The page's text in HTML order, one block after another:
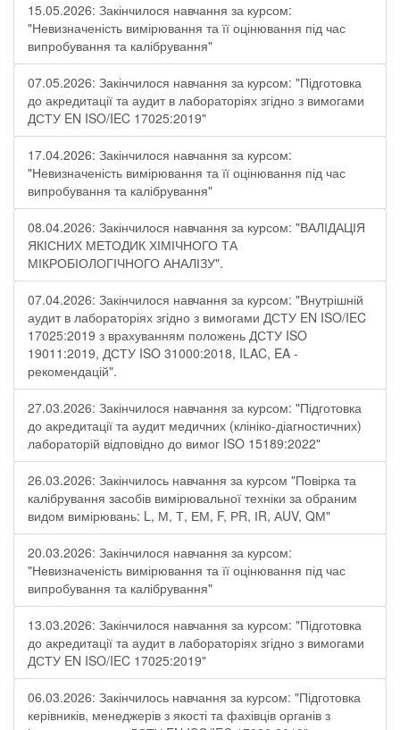
15.05.2026: Закінчилося навчання за курсом:
"Невизначеність вимірювання та її оцінювання під час
випробування та калібрування"
07.05.2026: Закінчилося навчання за курсом: "Підготовка
до акредитації та аудит в лабораторіях згідно з вимогами
ДСТУ EN ISO/IEC 17025:2019"
17.04.2026: Закінчилося навчання за курсом:
"Невизначеність вимірювання та її оцінювання під час
випробування та калібрування"
08.04.2026: Закінчилося навчання за курсом: "ВАЛІДАЦІЯ
ЯКІСНИХ МЕТОДИК ХІМІЧНОГО ТА
МІКРОБІОЛОГІЧНОГО АНАЛІЗУ".
07.04.2026: Закінчилося навчання за курсом: "Внутрішній
аудит в лабораторіях згідно з вимогами ДСТУ EN ISO/IEC
17025:2019 з врахуванням положень ДСТУ ISO
19011:2019, ДСТУ ISO 31000:2018, ILAC, EA -
рекомендацій".
27.03.2026: Закінчилося навчання за курсом: "Підготовка
до акредитації та аудит медичних (клініко-діагностичних)
лабораторій відповідно до вимог ISO 15189:2022"
26.03.2026: Закінчилось навчання за курсом "Повірка та
калібрування засобів вимірювальної техніки за обраним
видом вимірювань: L, М, Т, ЕМ, F, РR, ІR, АUV, QМ"
20.03.2026: Закінчилося навчання за курсом:
"Невизначеність вимірювання та її оцінювання під час
випробування та калібрування"
13.03.2026: Закінчилося навчання за курсом: "Підготовка
до акредитації та аудит в лабораторіях згідно з вимогами
ДСТУ EN ISO/IEC 17025:2019"
06.03.2026: Закінчилось навчання за курсом: "Підготовка
керівників, менеджерів з якості та фахівців органів з